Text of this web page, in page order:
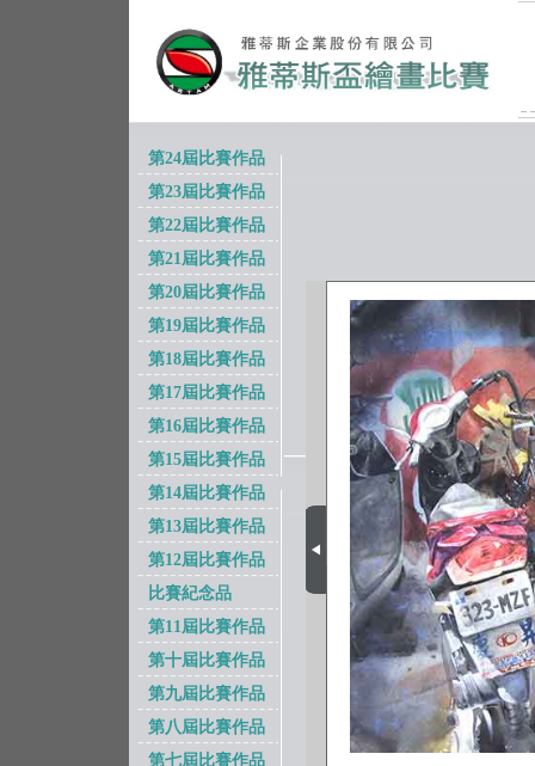
第24屆比賽作品
第23屆比賽作品
第22屆比賽作品
第21屆比賽作品
第20屆比賽作品
第19屆比賽作品
第18屆比賽作品
第17屆比賽作品
第16屆比賽作品
第15屆比賽作品
第14屆比賽作品
第13屆比賽作品
第12屆比賽作品
比賽紀念品
第11屆比賽作品
第十屆比賽作品
第九屆比賽作品
第八屆比賽作品
第七屆比賽作品